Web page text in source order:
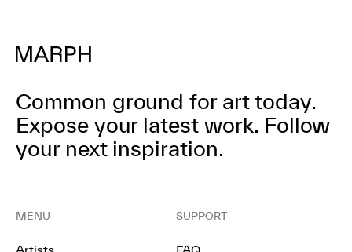
Common ground for art today.
Expose your latest work. Follow
your next inspiration.
MENU SUPPORT